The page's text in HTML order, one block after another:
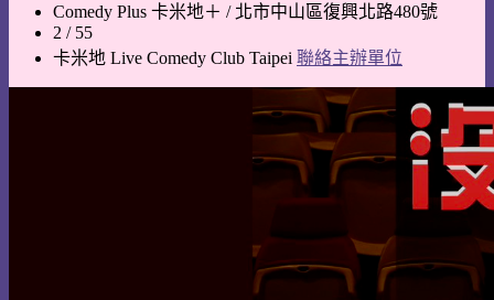
Comedy Plus 卡米地＋ / 北市中山區復興北路480號
2 / 55
卡米地 Live Comedy Club Taipei 聯絡主辦單位